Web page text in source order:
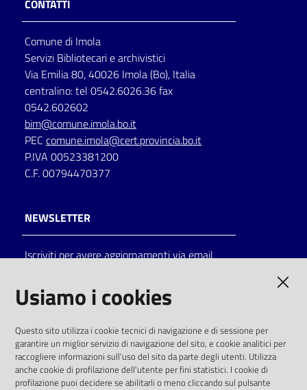
Catalogo
on line
Eventi
CONTATTI
Comune di Imola
Servizi Bibliotecari e archivistici
Via Emilia 80, 40026 Imola (Bo), Italia
centralino: tel 0542.6026.36 fax
0542.602602
bim@comune.imola.bo.it
PEC comune.imola@cert.provincia.bo.it
P.IVA 00523381200
C.F. 00794470377
NEWSLETTER
Iscriviti per avere aggiornamenti via email
solo alle condizioni previste dalla direttiva
comunitaria 2003/98/CE e dal d.lgs. 36/2006
SOCIAL
Usiamo i cookies
Questo sito utilizza i cookie tecnici di navigazione e di sessione per
garantire un miglior servizio di navigazione del sito, e cookie analitici per
raccogliere informazioni sull'uso del sito da parte degli utenti. Utilizza
anche cookie di profilazione dell'utente per fini statistici. I cookie di
profilazione puoi decidere se abilitarli o meno cliccando sul pulsante